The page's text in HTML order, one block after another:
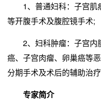
1、普通妇科：子宫肌
等开腹手术及腹腔镜手术;
2、妇科肿瘤：子宫内
癌、子宫肉瘤、卵巢癌等
分期手术及术后的辅助治
专家简介